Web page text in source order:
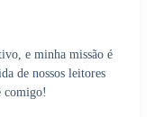
e minha missão é
de nossos leitores
comigo!